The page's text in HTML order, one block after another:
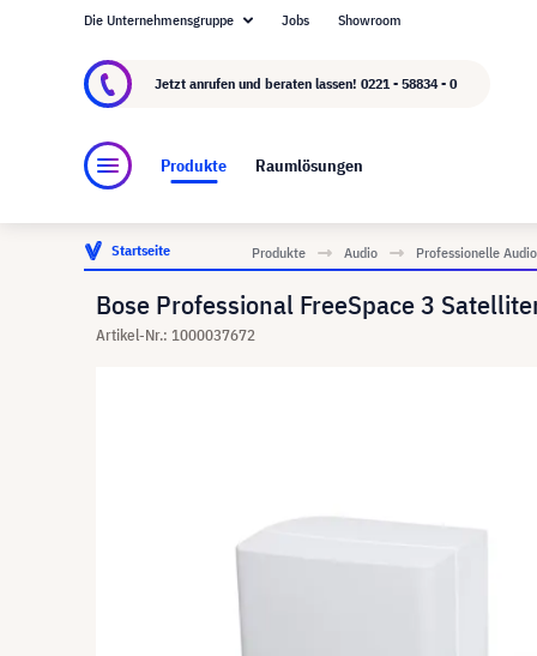
Über visunext.de
Die Unternehmensgruppe Jobs Showroom
Jetzt anrufen und beraten lassen! 0221 - 58834 - 0
Produkte Raumlösungen
Startseite Produkte Audio Professionelle
Bose Professional FreeSpace 3
Artikel-Nr.: 1000037672